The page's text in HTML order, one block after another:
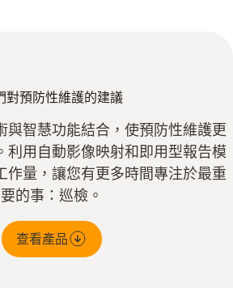
對預防性維護的建議
與智慧功能結合，使預防性維護更
利用自動影像映射和即用型報告模
作量，讓您有更多時間專注於最重
要的事：巡檢。
查看產品